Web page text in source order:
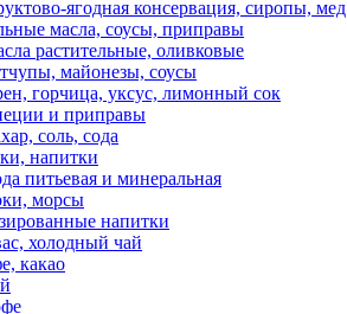
ягодная консервация, сиропы, мед
масла, соусы, приправы
растительные, оливковые
майонезы, соусы
горчица, уксус, лимонный сок
и приправы
соль, сода
напитки
питьевая и минеральная
морсы
напитки
холодный чай
какао